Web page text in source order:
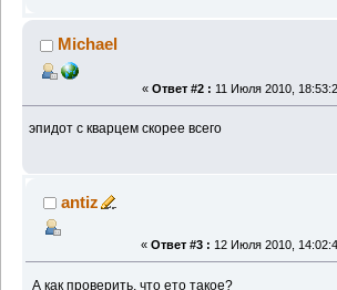
Michael
« Ответ #2 : 11 Июля 2010,
эпидот с кварцем скорее всего
antiz
« Ответ #3 : 12 Июля 2010,
А как проверить, что ето такое?